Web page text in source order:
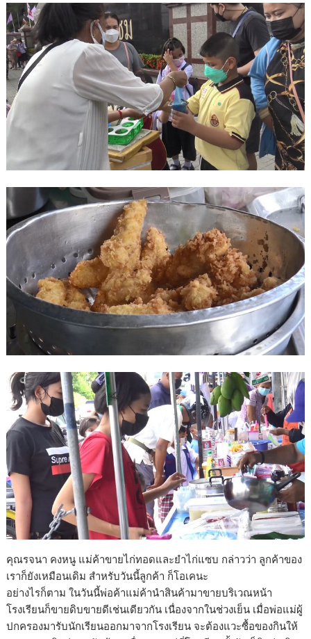
คุณรจนา คงหนู แม่ค้าขายไก่ทอดและยำไก่แซบ กล่าวว่า ลูกค้าของ
เราก็ยังเหมือนเดิม สำหรับวันนี้ลูกค้า ก็โอเคนะ
อย่างไรก็ตาม ในวันนี้พ่อค้าแม่ค้านำสินค้ามาขายบริเวณหน้า
โรงเรียนก็ขายดิบขายดีเช่นเดียวกัน เนื่องจากในช่วงเย็น เมื่อพ่อแม่ผู้
ปกครองมารับนักเรียนออกมาจากโรงเรียน จะต้องแวะซื้อของกินให้